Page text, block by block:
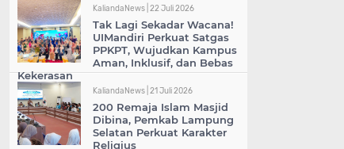
KaliandaNews | 22 Juli 2026
Tak Lagi Sekadar Wacana!
UIMandiri Perkuat Satgas
PPKPT, Wujudkan Kampus
Aman, Inklusif, dan Bebas
Kekerasan
KaliandaNews | 21 Juli 2026
200 Remaja Islam Masjid
Dibina, Pemkab Lampung
Selatan Perkuat Karakter
Religius